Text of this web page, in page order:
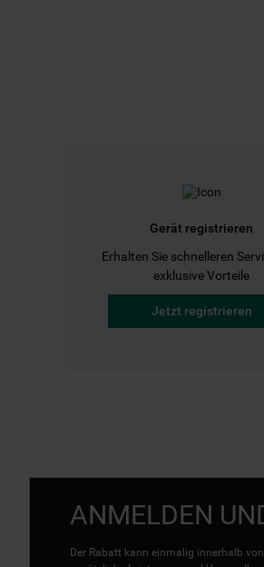
Gerät registrieren
Erhalten Sie schnelleren
exklusive Vorteile
Jetzt registrieren
ANMELDEN
Der Rabatt kann einmalig innerhalb